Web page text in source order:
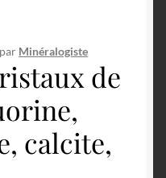
par Minéralogiste
de
calcite,